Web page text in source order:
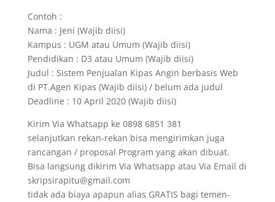
Contoh :
Nama : Jeni (Wajib diisi)
Kampus : UGM atau Umum (Wajib diisi)
Pendidikan : D3 atau Umum (Wajib diisi)
Judul : Sistem Penjualan Kipas Angin berbasis Web
di PT.Agen Kipas (Wajib diisi) / belum ada judul
Deadline : 10 April 2020 (Wajib diisi)
Kirim Via Whatsapp ke 0898 6851 381
selanjutkan rekan-rekan bisa mengirimkan juga
rancangan / proposal Program yang akan dibuat.
Bisa langsung dikirim Via Whatsapp atau Via Email di
skripsirapitu@gmail.com
tidak ada biaya apapun alias GRATIS bagi temen-